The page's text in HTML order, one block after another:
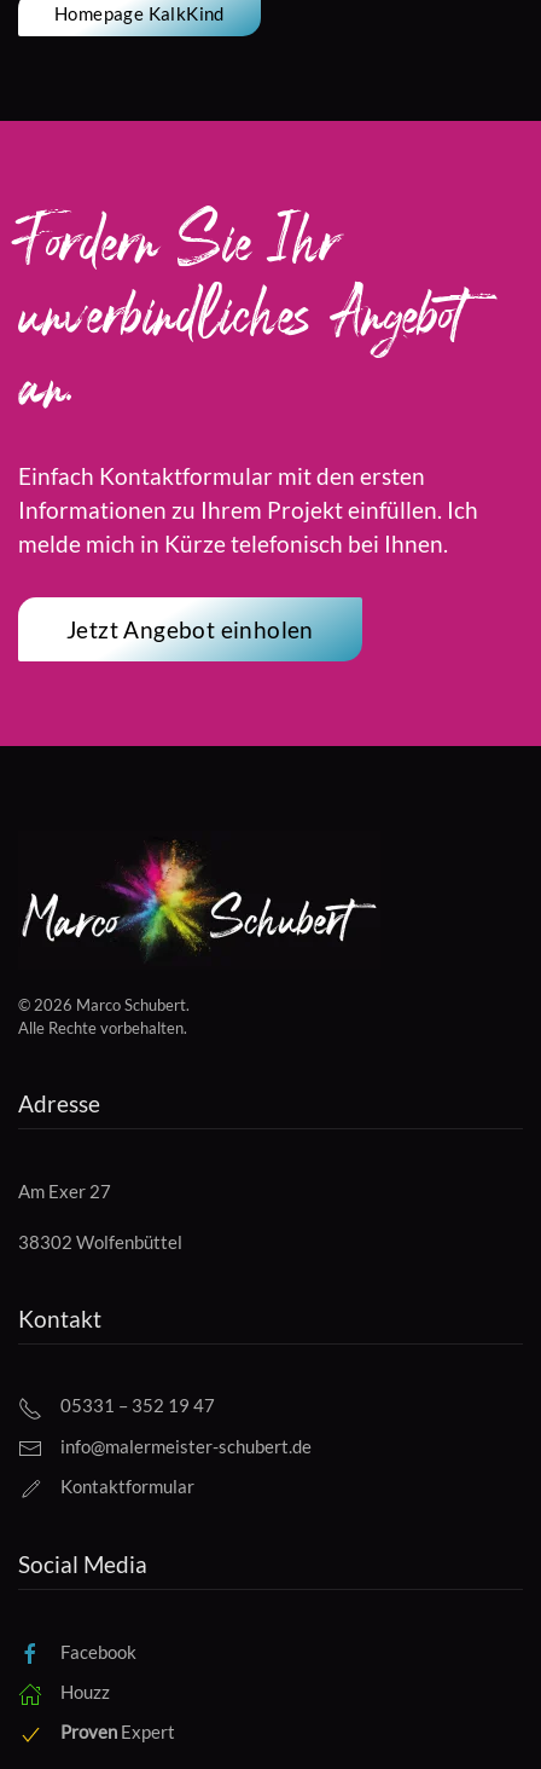
Homepage KalkKind
Fordern Sie Ihr
unverbindliches Angebot
an.
Einfach Kontaktformular mit den ersten
Informationen zu Ihrem Projekt einfüllen. Ich
melde mich in Kürze telefonisch bei Ihnen.
Jetzt Angebot einholen
© 2026 Marco Schubert.
Alle Rechte vorbehalten.
Adresse
Am Exer 27
38302 Wolfenbüttel
Kontakt
05331 – 352 19 47
info@malermeister-schubert.de
Kontaktformular
Social Media
Facebook
Houzz
Proven Expert